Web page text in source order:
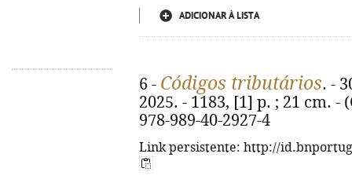
ADICIONAR À LISTA
6 - Códigos tributários. -
2025. - 1183, [1] p. ; 21 cm.
978-989-40-2927-4
Link persistente: http://